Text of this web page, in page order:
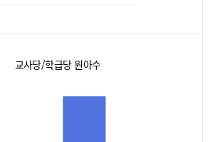
교사당/학급당 원아수